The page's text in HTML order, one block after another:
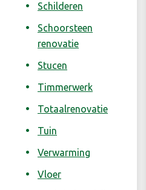
Schilderen
Schoorsteen
renovatie
Stucen
Timmerwerk
Totaalrenovatie
Tuin
Verwarming
Vloer